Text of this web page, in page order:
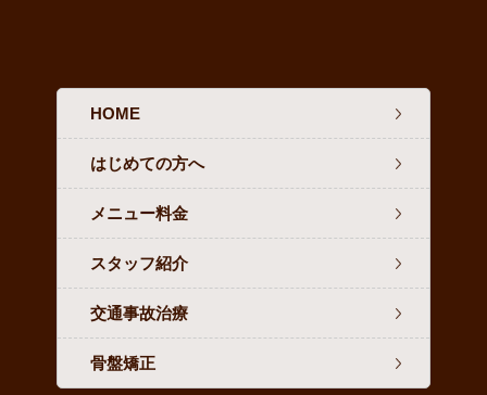
HOME
はじめての方へ
メニュー料金
スタッフ紹介
交通事故治療
骨盤矯正